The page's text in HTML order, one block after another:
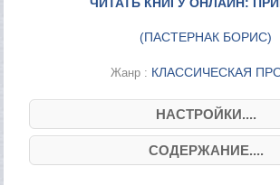
(ПАСТЕРНАК БОРИС)
Жанр : КЛАССИЧЕСКАЯ
НАСТРОЙКИ....
СОДЕРЖАНИЕ....